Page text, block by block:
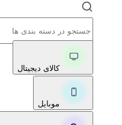
کالای دیجیتال
موبایل